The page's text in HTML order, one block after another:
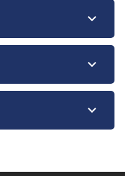


